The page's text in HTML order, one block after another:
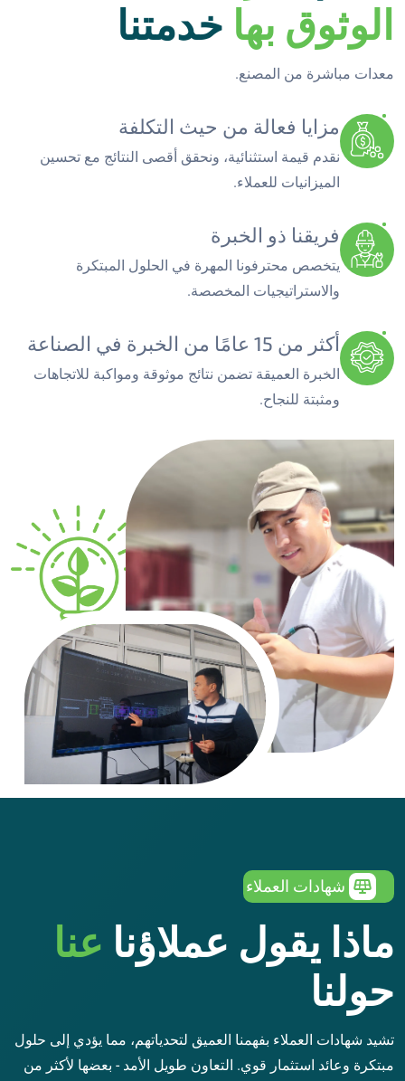
الوثوق بهاخدمتنا
معدات مباشرة من المصنع.
مزايا فعالة من حيث التكلفة
نقدم قيمة استثنائية، ونحقق أقصى النتائج مع تحسين
الميزانيات للعملاء.
فريقنا ذو الخبرة
يتخصص محترفونا المهرة في الحلول المبتكرة
والاستراتيجيات المخصصة.
أكثر من 15 عامًا من الخبرة في الصناعة
الخبرة العميقة تضمن نتائج موثوقة ومواكبة للاتجاهات
ومثبتة للنجاح.
شهادات العملاء
ماذا يقول عملاؤنا عنا
حولنا
تشيد شهادات العملاء بفهمنا العميق لتحدياتهم، مما يؤدي إلى حلول
مبتكرة وعائد استثمار قوي. التعاون طويل الأمد - بعضها لأكثر من